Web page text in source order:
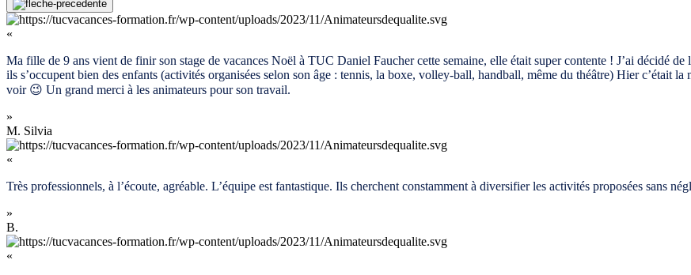
«
Ma fille de 9 ans vient de finir son stage de vacances Noël à TUC Daniel Faucher cette semaine, elle était super contente ! J’ai décidé
ils s’occupent bien des enfants (activités organisées selon son âge : tennis, la boxe, volley-ball, handball, même du théâtre) Hier c’était
voir 😉 Un grand merci à les animateurs pour son travail.
»
M. Silvia
«
Très professionnels, à l’écoute, agréable. L’équipe est fantastique. Ils cherchent constamment à diversifier les activités proposées sans
»
B.
«